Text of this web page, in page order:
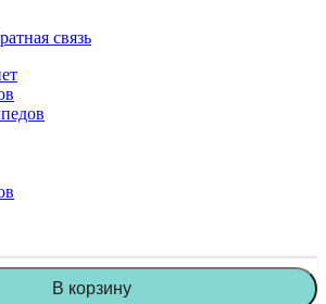
связь
В корзину